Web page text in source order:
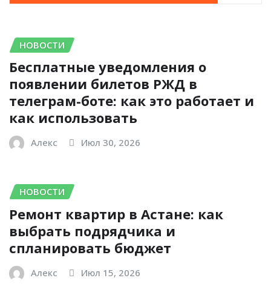
НОВОСТИ
Бесплатные уведомления о
появлении билетов РЖД в
телеграм-боте: как это работает и
как использовать
Алекс Июл 30, 2026
НОВОСТИ
Ремонт квартир в Астане: как
выбрать подрядчика и
спланировать бюджет
Алекс Июл 15, 2026